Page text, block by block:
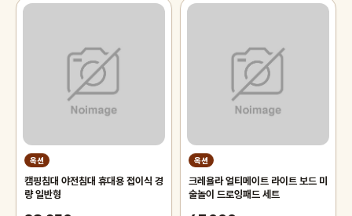
옥션
캠핑침대 야전침대 휴대용 접이식 경
량 일반형
옥션
크레욜라 얼티메이트 라이트 보드 미
술놀이 드로잉패드 세트